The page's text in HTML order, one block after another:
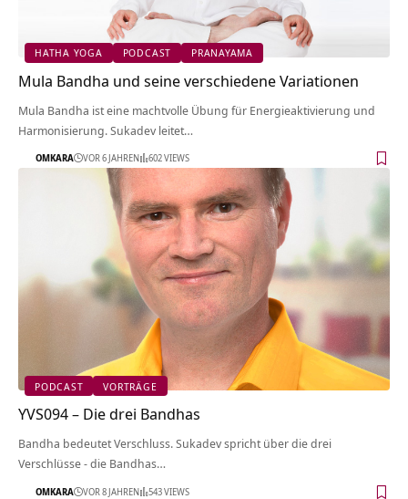
HATHA YOGA PODCAST PRANAYAMA
Mula Bandha und seine verschiedene Variationen
Mula Bandha ist eine machtvolle Übung für Energieaktivierung und
Harmonisierung. Sukadev leitet…
OMKARA VOR 6 JAHREN 602 VIEWS
PODCAST VORTRÄGE
YVS094 – Die drei Bandhas
Bandha bedeutet Verschluss. Sukadev spricht über die drei
Verschlüsse - die Bandhas…
OMKARA VOR 8 JAHREN 543 VIEWS